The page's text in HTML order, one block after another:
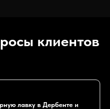
клиентов
лавку в Дербенте и